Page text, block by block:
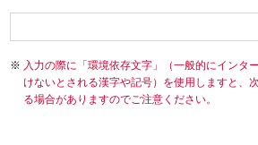
入力の際に「環境依存文字」（一般的にインタ
けないとされる漢字や記号）を使用しますと、
る場合がありますのでご注意ください。